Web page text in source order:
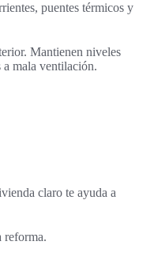
puentes térmicos y
Mantienen niveles
a mala ventilación.
claro te ayuda a
reforma.